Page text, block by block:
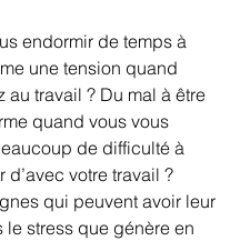
endormir de temps à
une tension quand
au travail ? Du mal à être
quand vous vous
de difficulté à
d’avec votre travail ?
qui peuvent avoir leur
le stress que génère en